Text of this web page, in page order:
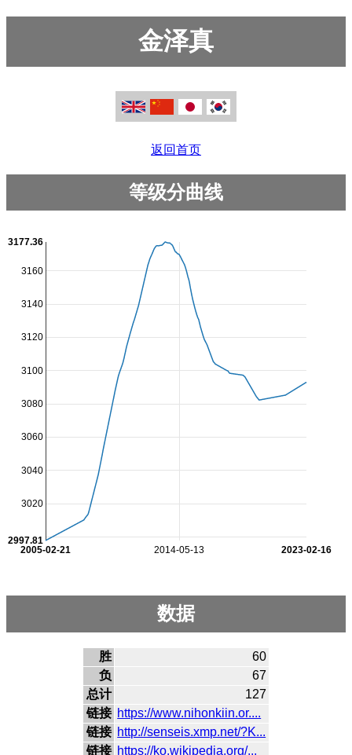
金泽真
返回首页
等级分曲线
2014-05-13
2005-02-21 2023-02-16
3020
3040
3060
3080
3100
3120
3140
3160
2997.81
3177.36
数据
胜
60
负
67
总计
127
链接 https://www.nihonkiin.or....
链接 http://senseis.xmp.net/?K...
链接 https://ko.wikipedia.org/...